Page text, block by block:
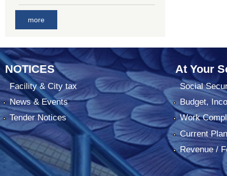
more
NOTICES
Facility & City tax
News & Events
Tender Notices
At Your
Social
Budget,
Work
Current Plan
Revenue /